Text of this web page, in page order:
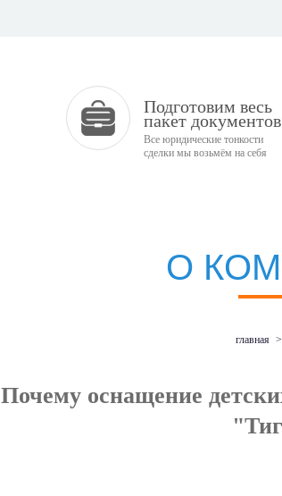
Подготовим весь
пакет документов
Все юридические тонкости
сделки мы возьмём на себя
О
главная >
Почему оснащение